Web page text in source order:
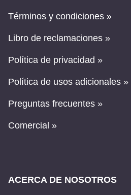
Términos y condiciones »
Libro de reclamaciones »
Política de privacidad »
Política de usos adicionales »
Preguntas frecuentes »
Comercial »
ACERCA DE NOSOTROS